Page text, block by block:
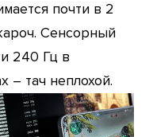
почти в 2
Сенсорный
240 Гц в
– тач неплохой.